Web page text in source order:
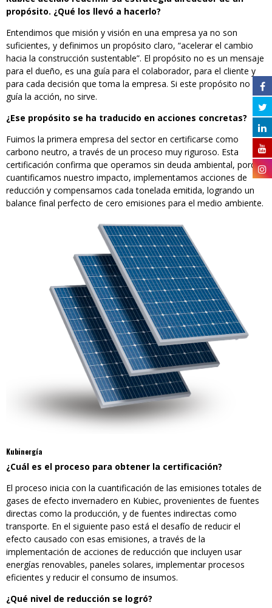
propósito. ¿Qué los llevó a hacerlo?
Entendimos que misión y visión en una empresa ya no son
suficientes, y definimos un propósito claro, “acelerar el cambio
hacia la construcción sustentable”. El propósito no es un mensaje
para el dueño, es una guía para el colaborador, para el cliente y
para cada decisión que toma la empresa. Si este propósito no
guía la acción, no sirve.
¿Ese propósito se ha traducido en acciones concretas?
Fuimos la primera empresa del sector en certificarse como
carbono neutro, a través de un proceso muy riguroso. Esta
certificación confirma que operamos sin deuda ambiental, porque
cuantificamos nuestro impacto, implementamos acciones de
reducción y compensamos cada tonelada emitida, logrando un
balance final perfecto de cero emisiones para el medio ambiente.
Kubinergía
¿Cuál es el proceso para obtener la certificación?
El proceso inicia con la cuantificación de las emisiones totales de
gases de efecto invernadero en Kubiec, provenientes de fuentes
directas como la producción, y de fuentes indirectas como
transporte. En el siguiente paso está el desafío de reducir el
efecto causado con esas emisiones, a través de la
implementación de acciones de reducción que incluyen usar
energías renovables, paneles solares, implementar procesos
eficientes y reducir el consumo de insumos.
¿Qué nivel de reducción se logró?